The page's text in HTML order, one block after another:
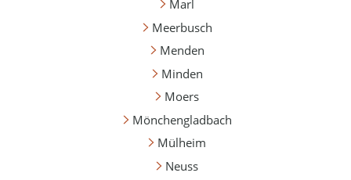
Marl
Meerbusch
Menden
Minden
Moers
Mönchengladbach
Mülheim
Neuss